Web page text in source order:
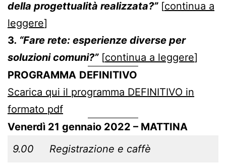
della progettualità realizzata?”[continua a
leggere]
3. “Fare rete: esperienze diverse per
soluzioni comuni?” [continua a leggere]
PROGRAMMA DEFINITIVO
Scarica qui il programma DEFINITIVO in
formato pdf
Venerdì 21 gennaio 2022 – MATTINA
9.00
Registrazione e caffè